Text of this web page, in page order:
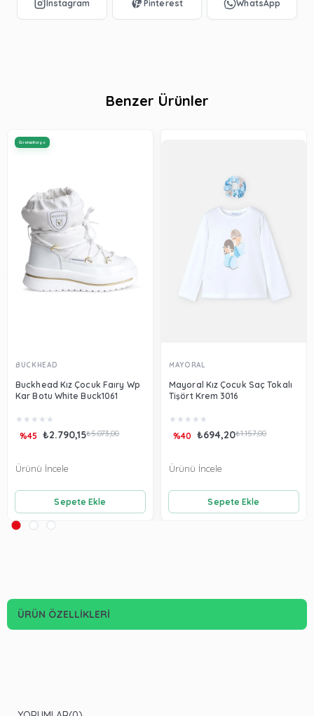
Benzer Ürünler
BUCKHEAD
Buckhead Kız Çocuk Faıry Wp
Kar Botu White Buck1061
★ ★ ★ ★ ★
₺2.790,15₺5.073,00
%45
Sepete Ekle
Ürünü İncele
Ücretsiz Kargo
MAYORAL
Mayoral Kız Çocuk Saç Tokalı
Tişört Krem 3016
★ ★ ★ ★ ★
₺694,20₺1.157,00
%40
Sepete Ekle
Ürünü İncele
ÜRÜN ÖZELLIKLERI